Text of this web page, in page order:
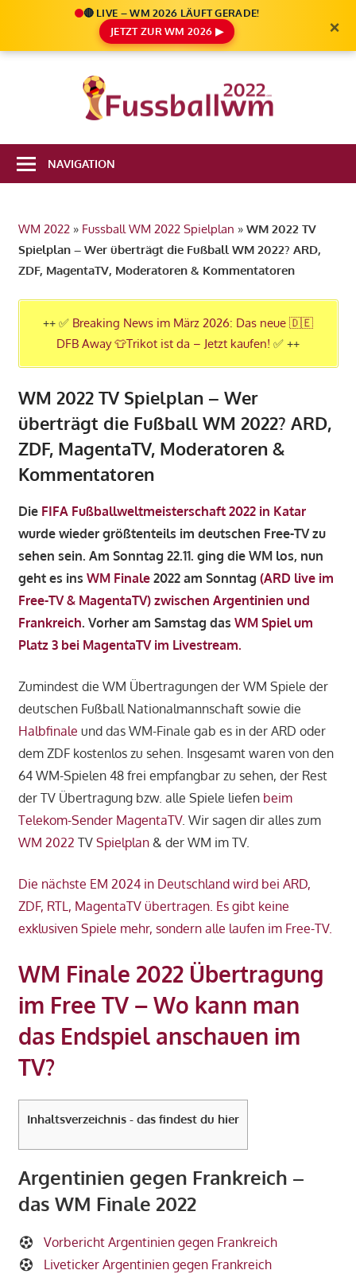
🔴 LIVE – WM 2026 LÄUFT GERADE!
JETZT ZUR WM 2026 ▶
×
Infos
2022
Katar
NAVIGATION
WM 2022» Fussball WM 2022 Spielplan » WM 2022 TV
Spielplan – Wer überträgt die Fußball WM 2022? ARD,
ZDF, MagentaTV, Moderatoren & Kommentatoren
++ ✅ Breaking News im März 2026: Das neue 🇩🇪
DFB Away 👕Trikot ist da – Jetzt kaufen! ✅ ++
WM 2022 TV Spielplan – Wer
überträgt die Fußball WM 2022? ARD,
ZDF, MagentaTV, Moderatoren &
Kommentatoren
Die FIFA Fußballweltmeisterschaft 2022 in Katar
wurde wieder größtenteils im deutschen Free-TV zu
sehen sein. Am Sonntag 22.11. ging die WM los, nun
geht es ins WM Finale2022 am Sonntag (ARD live im
Free-TV & MagentaTV) zwischen Argentinien und
Frankreich. Vorher am Samstag das WM Spiel um
Platz 3 bei MagentaTV im Livestream.
Zumindest die WM Übertragungen der WM Spiele der
deutschen Fußball Nationalmannschaft sowie die
Halbfinale und das WM-Finale gab es in der ARD oder
dem ZDF kostenlos zu sehen. Insgesamt waren von den
64 WM-Spielen 48 frei empfangbar zu sehen, der Rest
der TV Übertragung bzw. alle Spiele liefen beim
Telekom-Sender MagentaTV. Wir sagen dir alles zum
WM 2022 TV Spielplan& der WM im TV.
Die nächste EM 2024 in Deutschland wird bei ARD,
ZDF, RTL, MagentaTV übertragen. Es gibt keine
exklusiven Spiele mehr, sondern alle laufen im Free-TV.
WM Finale 2022 Übertragung
im Free TV – Wo kann man
das Endspiel anschauen im
TV?
Inhaltsverzeichnis - das findest du hier
Argentinien gegen Frankreich –
das WM Finale 2022
Vorbericht Argentinien gegen Frankreich
Liveticker Argentinien gegen Frankreich